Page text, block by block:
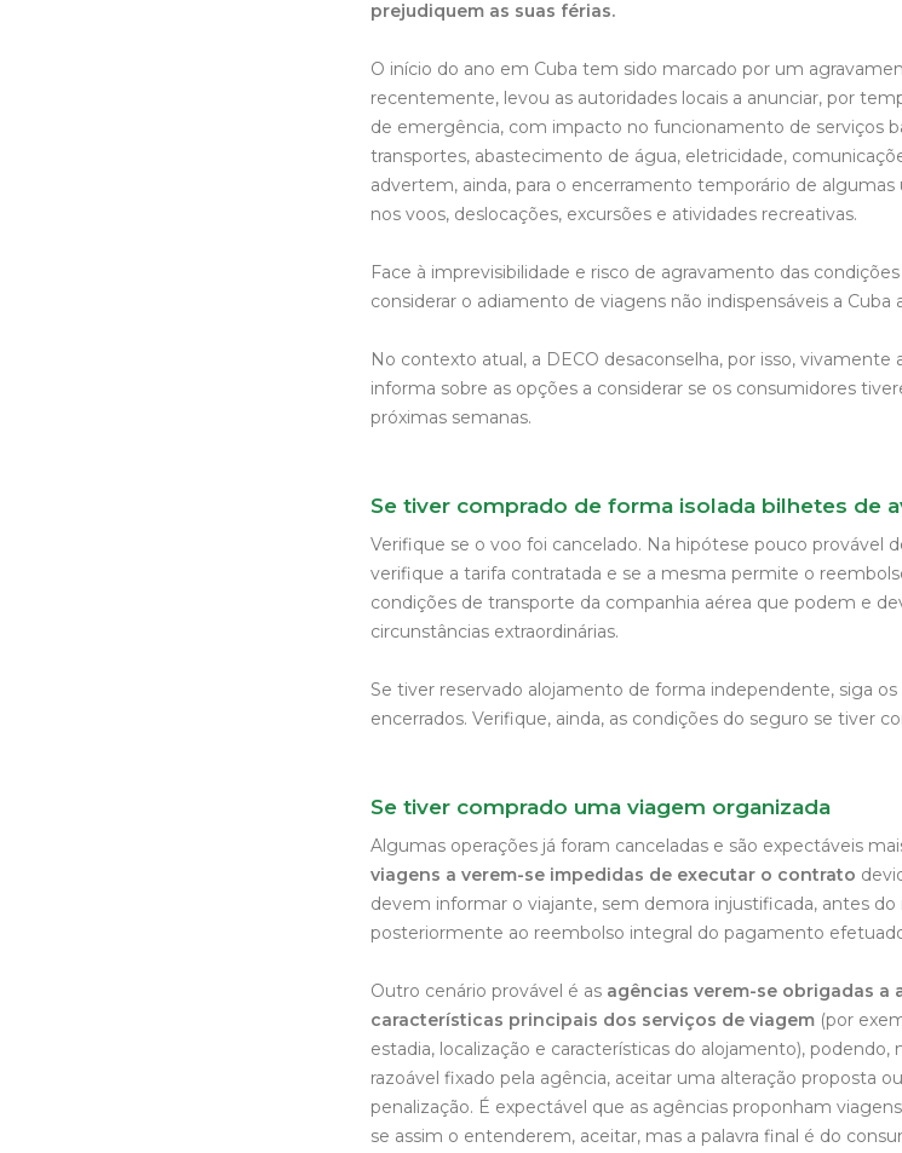
prejudiquem as suas férias.
O início do ano em Cuba tem sido marcado por um
recentemente, levou as autoridades locais a anunciar, por
de emergência, com impacto no funcionamento de serviços
transportes, abastecimento de água, eletricidade,
advertem, ainda, para o encerramento temporário de algumas
nos voos, deslocações, excursões e atividades recreativas.
Face à imprevisibilidade e risco de agravamento das
considerar o adiamento de viagens não indispensáveis a Cuba
No contexto atual, a DECO desaconselha, por isso,
informa sobre as opções a considerar se os consumidores
próximas semanas.
Se tiver comprado de forma isolada bilhetes de
Verifique se o voo foi cancelado. Na hipótese pouco provável
verifique a tarifa contratada e se a mesma permite o
condições de transporte da companhia aérea que podem e
circunstâncias extraordinárias.
Se tiver reservado alojamento de forma independente, siga
encerrados. Verifique, ainda, as condições do seguro se tiver
Se tiver comprado uma viagem organizada
Algumas operações já foram canceladas e são expectáveis
viagens a verem-se impedidas de executar o contrato
devem informar o viajante, sem demora injustificada, antes
posteriormente ao reembolso integral do pagamento
Outro cenário provável é as agências verem-se obrigadas a
características principais dos serviços de viagem (por
estadia, localização e características do alojamento), podendo,
razoável fixado pela agência, aceitar uma alteração proposta
penalização. É expectável que as agências proponham
se assim o entenderem, aceitar, mas a palavra final é do